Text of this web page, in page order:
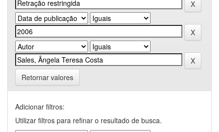
Retornar valores
Adicionar filtros:
Utilizar filtros para refinar o resultado de busca.